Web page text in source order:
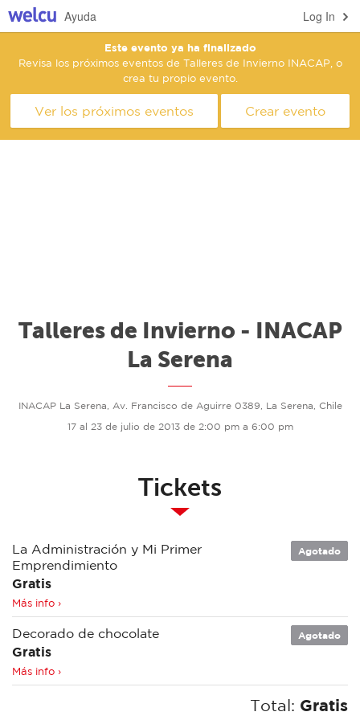
Log In
Ayuda
Este evento ya ha finalizado
Revisa los próximos eventos de Talleres de Invierno INACAP, o
crea tu propio evento.
Ver los próximos eventos Crear evento
Talleres de Invierno - INACAP
La Serena
INACAP La Serena, Av. Francisco de Aguirre 0389, La Serena, Chile
17 al 23 de julio de 2013 de 2:00 pm a 6:00 pm
Tickets
La Administración y Mi Primer
Emprendimiento
Gratis
Más info ›
Agotado
Decorado de chocolate
Gratis
Más info ›
Agotado
Total: Gratis